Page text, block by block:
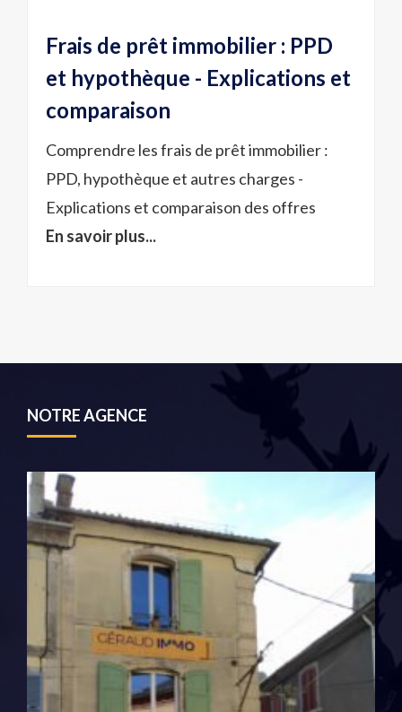
Frais de prêt immobilier : PPD
et hypothèque - Explications et
comparaison
Comprendre les frais de prêt immobilier :
PPD, hypothèque et autres charges -
Explications et comparaison des offres
En savoir plus...
NOTRE AGENCE